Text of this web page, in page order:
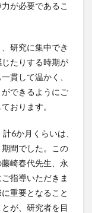
が必要であるこ
研究に集中でき
たりする時期が
貫して温かく、
できるようにご
おります。
6か月くらいは、
間でした。この
崎春代先生、永
指導いただきま
重要となること
が、研究者を目